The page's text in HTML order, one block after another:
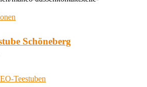
Schöneberg
Teestuben